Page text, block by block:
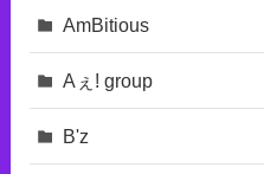
AmBitious
Aぇ! group
B'z